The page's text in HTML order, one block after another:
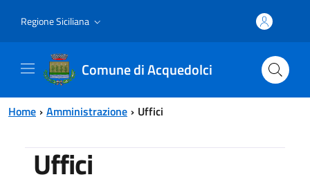
Regione Siciliana
Comune di Acquedolci
Home Amministrazione Uffici
Uffici